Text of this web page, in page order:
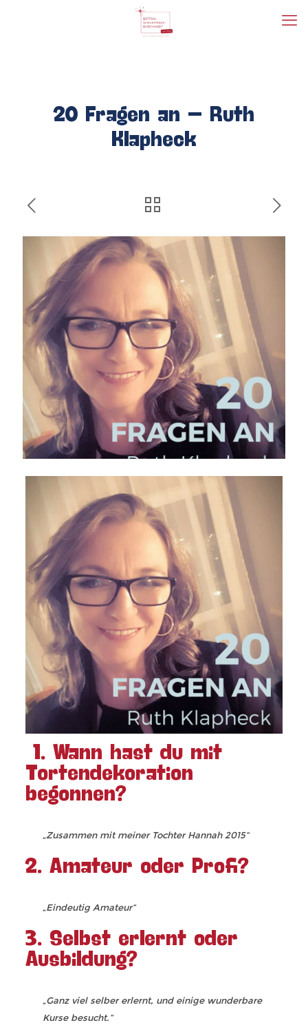
20 Fragen an – Ruth
Klapheck
1. Wann hast du mit
Tortendekoration
begonnen?
„Zusammen mit meiner Tochter Hannah 2015“
2. Amateur oder Profi?
„Eindeutig Amateur“
3. Selbst erlernt oder
Ausbildung?
„Ganz viel selber erlernt, und einige wunderbare
Kurse besucht.“